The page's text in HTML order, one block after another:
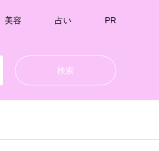
美容 占い PR